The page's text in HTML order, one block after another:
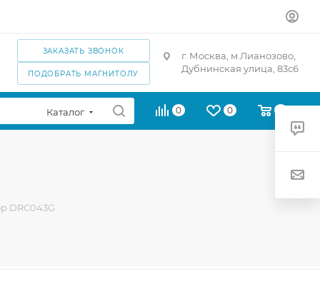
ЗАКАЗАТЬ ЗВОНОК
ПОДОБРАТЬ МАГНИТОЛУ
г. Москва, м.Лианозово,
Дубнинская улица, 83с6
Каталог 0 0
DRC043G